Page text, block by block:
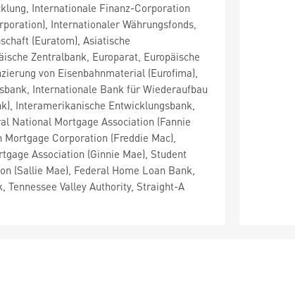
Internationale Finanz-Corporation
Internationaler Währungsfonds,
(Euratom), Asiatische
Zentralbank, Europarat, Europäische
von Eisenbahnmaterial (Eurofima),
Internationale Bank für Wiederaufbau
Interamerikanische Entwicklungsbank,
National Mortgage Association (Fannie
Mortgage Corporation (Freddie Mac),
Association (Ginnie Mae), Student
(Sallie Mae), Federal Home Loan Bank,
Tennessee Valley Authority, Straight-A